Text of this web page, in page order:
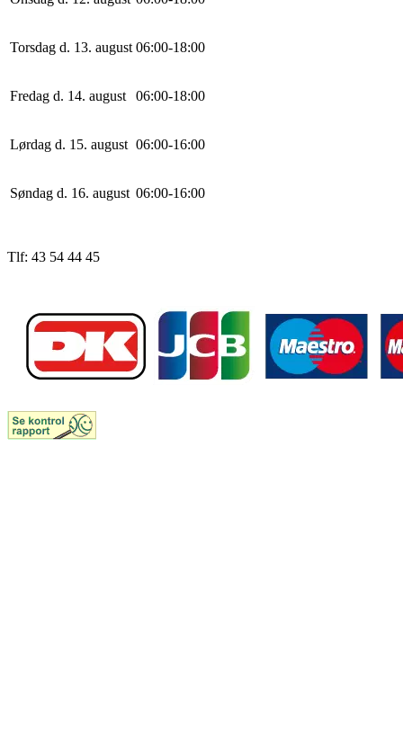
Torsdag d. 13. august 06:00-18:00
Fredag d. 14. august 06:00-18:00
Lørdag d. 15. august 06:00-16:00
Søndag d. 16. august 06:00-16:00
Tlf: 43 54 44 45